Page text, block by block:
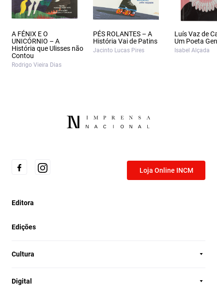
A FÉNIX E O
UNICÓRNIO – A
História que Ulisses não
Contou
Rodrigo Vieira Dias
PÉS ROLANTES – A
História Vai de Patins
Jacinto Lucas Pires
Luís Vaz de
Um Poeta
Isabel Alçada
Loja Online INCM
Editora
Edições
Cultura
Digital